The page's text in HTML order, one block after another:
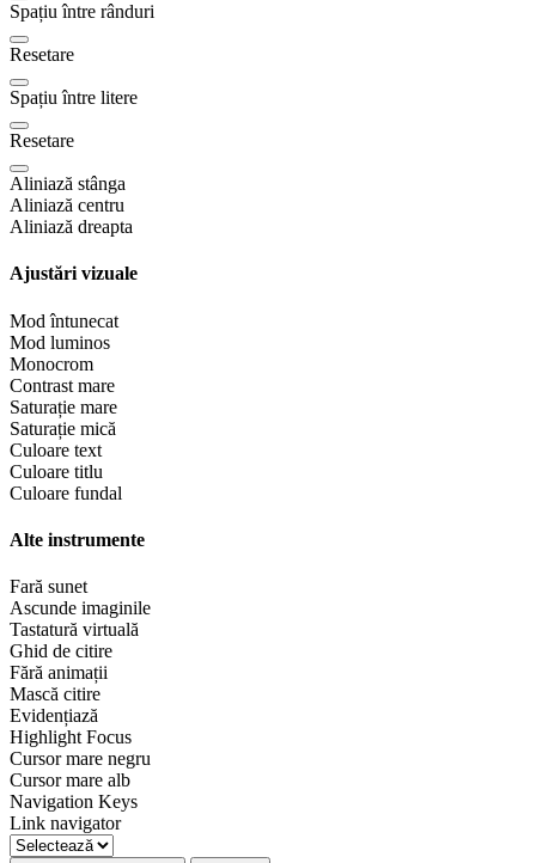
Spațiu între rânduri
Resetare
Spațiu între litere
Resetare
Aliniază stânga
Aliniază centru
Aliniază dreapta
Ajustări vizuale
Mod întunecat
Mod luminos
Monocrom
Contrast mare
Saturație mare
Saturație mică
Culoare text
Culoare titlu
Culoare fundal
Alte instrumente
Fară sunet
Ascunde imaginile
Tastatură virtuală
Ghid de citire
Fără animații
Mască citire
Evidențiază
Highlight Focus
Cursor mare negru
Cursor mare alb
Navigation Keys
Link navigator